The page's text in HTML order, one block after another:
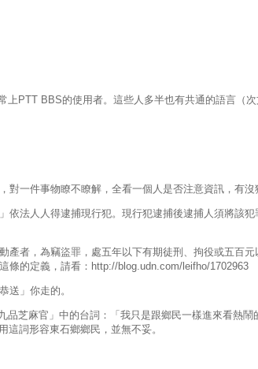
PTT BBS的使用者。這些人多半也有共通的語言（
一件事物瞭不瞭解，全看一個人是否注意資訊，有沒
法人人得逮捕現行犯。現行犯逮捕後逮捕人須將該
者，為竊盜罪，處五年以下有期徒刑、拘役或五百
條的定義，請看：http://blog.udn.com/leifho/1702963
送」你走的。
芝麻官」中的台詞：「我只是跟鄉民一樣進來看熱
詞形容東石鄉鄉民，並無不妥。